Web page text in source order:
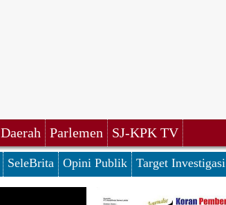
Daerah Parlemen SJ-KPK TV
SeleBrita Opini Publik Target Investigasi